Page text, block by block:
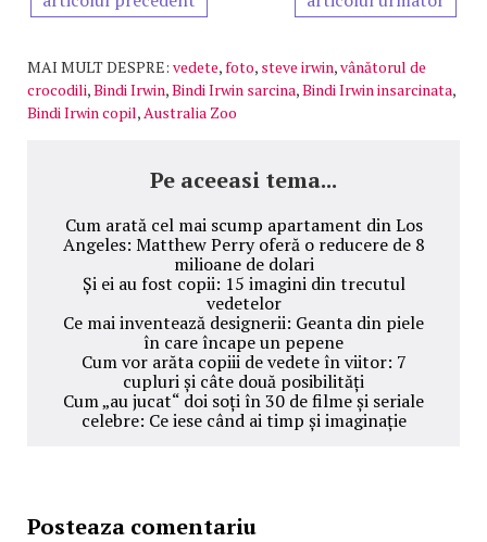
MAI MULT DESPRE: vedete,foto, steve irwin,vânătorul de
crocodili,Bindi Irwin,Bindi Irwin sarcina,Bindi Irwin insarcinata,
Bindi Irwin copil,Australia Zoo
Pe aceeasi tema...
Cum arată cel mai scump apartament din Los
Angeles: Matthew Perry oferă o reducere de 8
milioane de dolari
Și ei au fost copii: 15 imagini din trecutul
vedetelor
Ce mai inventează designerii: Geanta din piele
în care încape un pepene
Cum vor arăta copiii de vedete în viitor: 7
cupluri și câte două posibilități
Cum „au jucat“ doi soți în 30 de filme și seriale
celebre: Ce iese când ai timp și imaginație
Posteaza comentariu